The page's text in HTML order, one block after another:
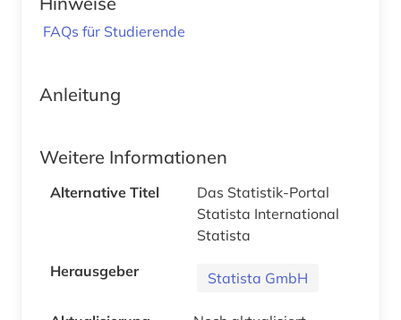
FAQs für Studierende
Anleitung
Weitere Informationen
Alternative Titel
Das Statistik-Portal
Statista International
Statista
Herausgeber
Statista GmbH